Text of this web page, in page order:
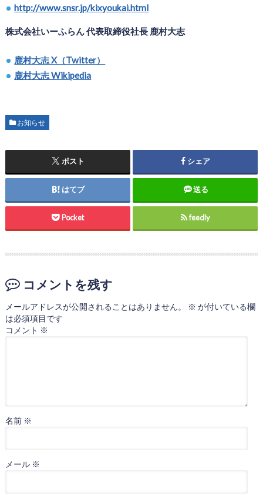
http://www.snsr.jp/kixyoukai.html
株式会社いーふらん 代表取締役社長 鹿村大志
鹿村大志 X（Twitter）
鹿村大志 Wikipedia
お知らせ
ポスト シェア
はてブ 送る
Pocket feedly
コメントを残す
メールアドレスが公開されることはありません。 ※ が付いている欄
は必須項目です
コメント ※
名前 ※
メール ※